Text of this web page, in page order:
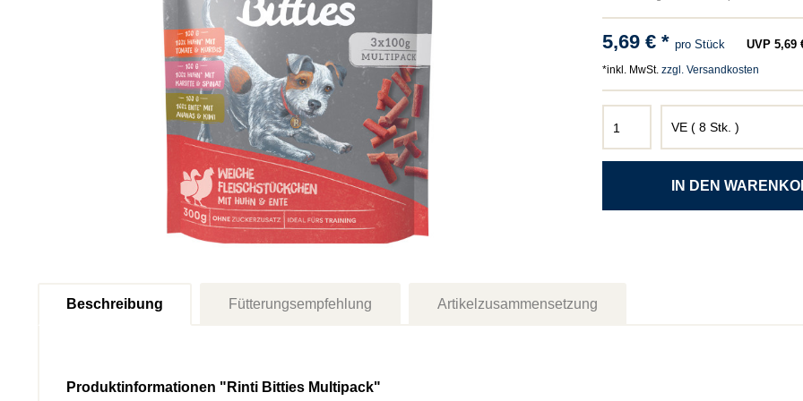
5,69 € * pro Stück UVP 5,69
*inkl. MwSt. zzgl. Versandkosten
Beschreibung Fütterungsempfehlung Artikelzusammensetzung
Produktinformationen "Rinti Bitties Multipack"